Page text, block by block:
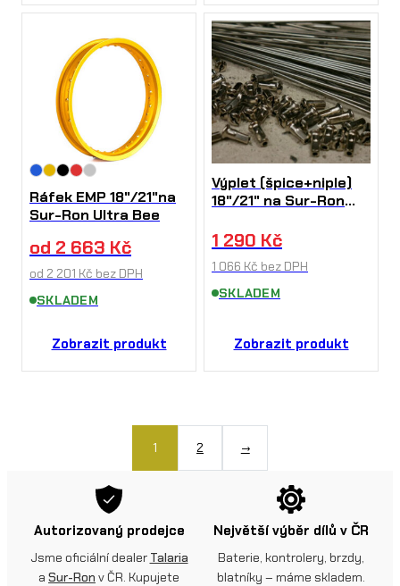
Ráfek EMP 18"/21"na
Sur-Ron Ultra Bee
od 2 663 Kč
od 2 201 Kč bez DPH
SKLADEM
Zobrazit produkt
Výplet (špice+niple)
18"/21" na Sur-Ron
1 290 Kč
1 066 Kč bez DPH
SKLADEM
Zobrazit produkt
1 2 →
Autorizovaný prodejce
Jsme oficiální dealer Talaria
a Sur-Ron v ČR. Kupujete
Největší výběr dílů v ČR
Baterie, kontrolery, brzdy,
blatníky – máme skladem.